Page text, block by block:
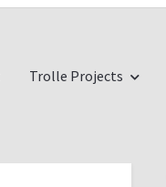
Trolle Projects